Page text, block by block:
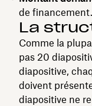
de financement.
La
Comme la
pas 20
diapositive,
doivent
diapositive ne